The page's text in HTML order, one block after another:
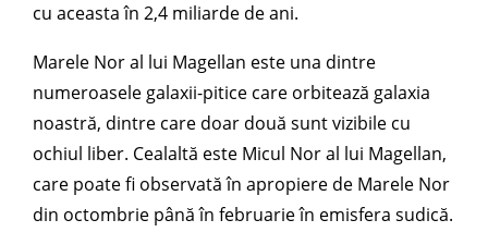
cu aceasta în 2,4 miliarde de ani.
Marele Nor al lui Magellan este una dintre
numeroasele galaxii-pitice care orbitează galaxia
noastră, dintre care doar două sunt vizibile cu
ochiul liber. Cealaltă este Micul Nor al lui Magellan,
care poate fi observată în apropiere de Marele Nor
din octombrie până în februarie în emisfera sudică.